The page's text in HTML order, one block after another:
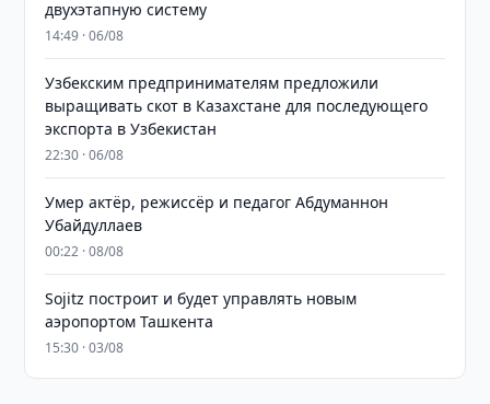
двухэтапную систему
14:49 · 06/08
Узбекским предпринимателям предложили
выращивать скот в Казахстане для последующего
экспорта в Узбекистан
22:30 · 06/08
Умер актёр, режиссёр и педагог Абдуманнон
Убайдуллаев
00:22 · 08/08
Sojitz построит и будет управлять новым
аэропортом Ташкента
15:30 · 03/08